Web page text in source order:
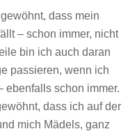
dass mein
– schon immer, nicht
bin ich auch daran
passieren, wenn ich
ebenfalls schon immer.
dass ich auf der
mich Mädels, ganz